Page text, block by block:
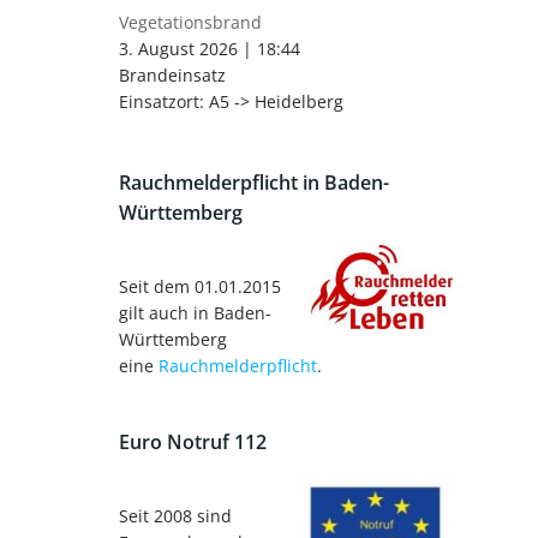
Vegetationsbrand
3. August 2026 | 18:44
Brandeinsatz
Einsatzort: A5 -> Heidelberg
Rauchmelderpflicht in Baden-
Württemberg
Seit dem 01.01.2015
gilt auch in Baden-
Württemberg
eine Rauchmelderpflicht.
Euro Notruf 112
Seit 2008 sind